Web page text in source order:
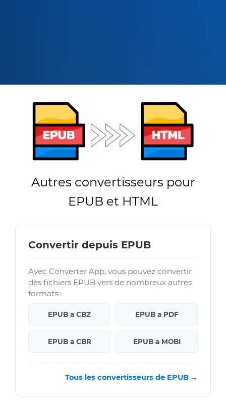
Autres convertisseurs pour
EPUB et HTML
Convertir depuis EPUB
Avec Converter App, vous pouvez convertir
des fichiers EPUB vers de nombreux autres
formats :
EPUB a CBZ EPUB a PDF
EPUB a CBR EPUB a MOBI
Tous les convertisseurs de EPUB →